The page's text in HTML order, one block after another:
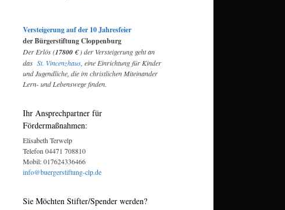
Versteigerung auf der 10 Jahresfeier
der Bürgerstiftung Cloppenburg
Der Erlös (17800 €) der Versteigerung geht an
das St. Vincenzhaus, eine Einrichtung für Kinder
und Jugendliche, die im christlichen Miteinander
Lern- und Lebenswege finden.
Ihr Ansprechpartner für
Fördermaßnahmen:
Elisabeth Terwelp
Telefon 04471 708810
Mobil: 017624336466
info@buergerstiftung-clp.de
Sie Möchten Stifter/Spender werden?